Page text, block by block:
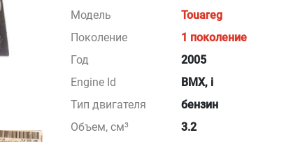
Модель
Touareg
Поколение
1 поколение
Год
2005
Engine Id
BMX, i
Тип двигателя
бензин
Объем, см³
3.2